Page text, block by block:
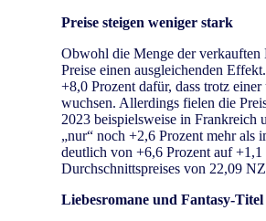
Preise steigen weniger stark
Obwohl die Menge der
Preise einen ausgleichenden
+8,0 Prozent dafür, dass trotz
wuchsen. Allerdings fielen die
2023 beispielsweise in Frankreich
„nur“ noch +2,6 Prozent mehr als
deutlich von +6,6 Prozent auf
Durchschnittspreises von 22,09
Liebesromane und Fantasy-